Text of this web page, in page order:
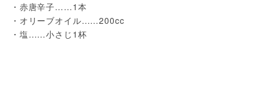
・赤唐辛子……1本
・オリーブオイル……200cc
・塩……小さじ1杯